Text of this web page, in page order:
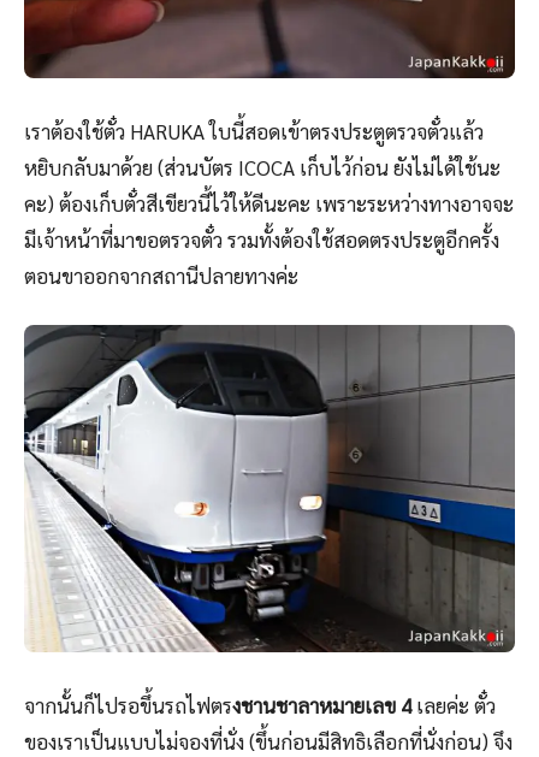
เราต้องใช้ตั๋ว HARUKA ใบนี้สอดเข้าตรงประตูตรวจตั๋วแล้ว
หยิบกลับมาด้วย (ส่วนบัตร ICOCA เก็บไว้ก่อน ยังไม่ได้ใช้นะ
คะ) ต้องเก็บตั๋วสีเขียวนี้ไว้ให้ดีนะคะ เพราะระหว่างทางอาจจะ
มีเจ้าหน้าที่มาขอตรวจตั๋ว รวมทั้งต้องใช้สอดตรงประตูอีกครั้ง
ตอนขาออกจากสถานีปลายทางค่ะ
จากนั้นก็ไปรอขึ้นรถไฟตรงชานชาลาหมายเลข 4เลยค่ะ ตั๋ว
ของเราเป็นแบบไม่จองที่นั่ง (ขึ้นก่อนมีสิทธิเลือกที่นั่งก่อน) จึง